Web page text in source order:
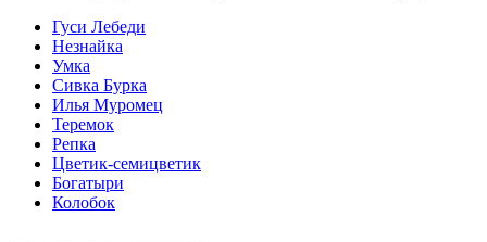
Гуси Лебеди
Незнайка
Умка
Сивка Бурка
Илья Муромец
Теремок
Репка
Цветик-семицветик
Богатыри
Колобок